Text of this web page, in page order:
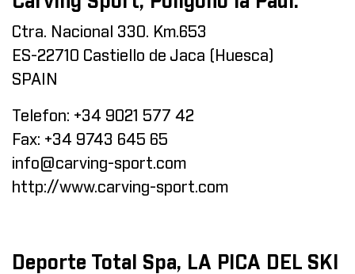
Ctra. Nacional 330. Km.653
ES-22710 Castiello de Jaca (Huesca)
SPAIN
Telefon: +34 9021 577 42
Fax: +34 9743 645 65
info@carving-sport.com
http://www.carving-sport.com
Deporte Total Spa, LA PICA DEL SKI